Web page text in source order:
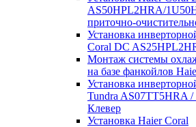
AS50HPL2HRA/
приточно-
Установка
Coral DC
Монтаж системы
на базе фанкойлов
Установка
Tundra AS07TT5HRA
Клевер
Установка Haier Coral